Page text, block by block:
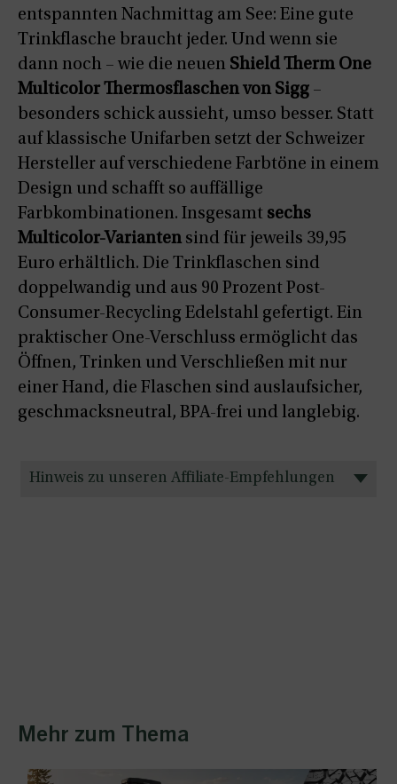
entspannten Nachmittag am See: Eine gute
Trinkflasche braucht jeder. Und wenn sie
dann noch – wie die neuen Shield Therm One
Multicolor Thermosflaschen von Sigg –
besonders schick aussieht, umso besser. Statt
auf klassische Unifarben setzt der Schweizer
Hersteller auf verschiedene Farbtöne in einem
Design und schafft so auffällige
Farbkombinationen. Insgesamt sechs
Multicolor-Varianten sind für jeweils 39,95
Euro erhältlich. Die Trinkflaschen sind
doppelwandig und aus 90 Prozent Post-
Consumer-Recycling Edelstahl gefertigt. Ein
praktischer One-Verschluss ermöglicht das
Öffnen, Trinken und Verschließen mit nur
einer Hand, die Flaschen sind auslaufsicher,
geschmacksneutral, BPA-frei und langlebig.
Hinweis zu unseren Affiliate-Empfehlungen
Mehr zum Thema